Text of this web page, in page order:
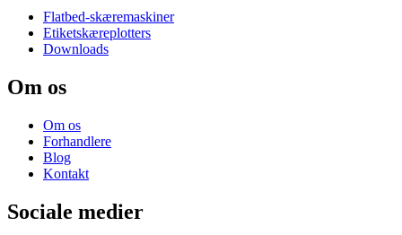
Flatbed-skæremaskiner
Etiketskæreplotters
Downloads
Om os
Om os
Forhandlere
Blog
Kontakt
Sociale medier